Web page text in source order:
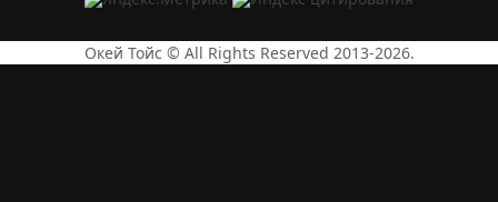
Окей Тойс © All Rights Reserved 2013-2026.